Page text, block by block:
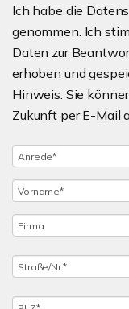
Ich habe die
genommen. Ich
Daten zur
erhoben und
Hinweis: Sie
Zukunft per E-Mail